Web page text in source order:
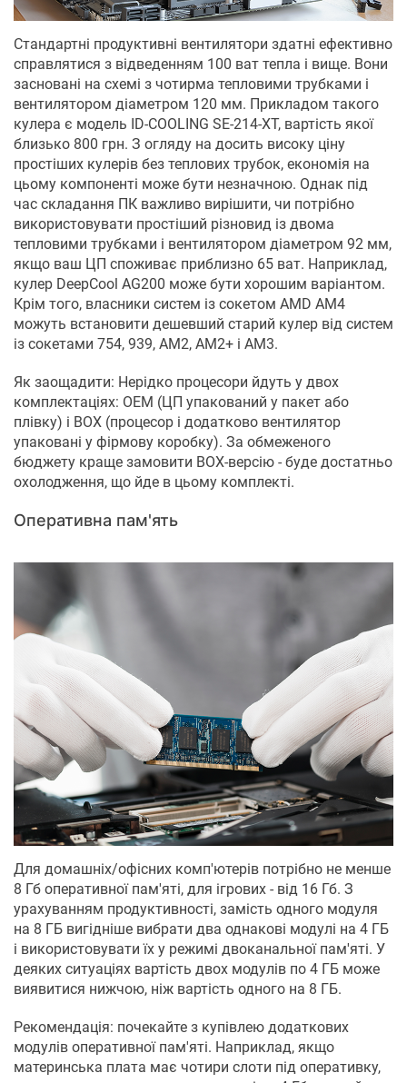
Стандартні продуктивні вентилятори здатні ефективно
справлятися з відведенням 100 ват тепла і вище. Вони
засновані на схемі з чотирма тепловими трубками і
вентилятором діаметром 120 мм. Прикладом такого
кулера є модель ID-COOLING SE-214-XT, вартість якої
близько 800 грн. З огляду на досить високу ціну
простіших кулерів без теплових трубок, економія на
цьому компоненті може бути незначною. Однак під
час складання ПК важливо вирішити, чи потрібно
використовувати простіший різновид із двома
тепловими трубками і вентилятором діаметром 92 мм,
якщо ваш ЦП споживає приблизно 65 ват. Наприклад,
кулер DeepCool AG200 може бути хорошим варіантом.
Крім того, власники систем із сокетом AMD AM4
можуть встановити дешевший старий кулер від систем
із сокетами 754, 939, AM2, AM2+ і AM3.
Як заощадити: Нерідко процесори йдуть у двох
комплектаціях: OEM (ЦП упакований у пакет або
плівку) і BOX (процесор і додатково вентилятор
упаковані у фірмову коробку). За обмеженого
бюджету краще замовити BOX-версію - буде достатньо
охолодження, що йде в цьому комплекті.
Оперативна пам'ять
Для домашніх/офісних комп'ютерів потрібно не менше
8 Гб оперативної пам'яті, для ігрових - від 16 Гб. З
урахуванням продуктивності, замість одного модуля
на 8 ГБ вигідніше вибрати два однакові модулі на 4 ГБ
і використовувати їх у режимі двоканальної пам'яті. У
деяких ситуаціях вартість двох модулів по 4 ГБ може
виявитися нижчою, ніж вартість одного на 8 ГБ.
Рекомендація: почекайте з купівлею додаткових
модулів оперативної пам'яті. Наприклад, якщо
материнська плата має чотири слоти під оперативку,